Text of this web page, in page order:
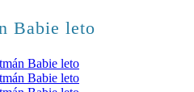
Babie leto